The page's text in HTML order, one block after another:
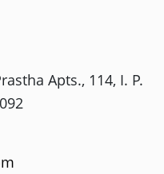
Apts., 114, I. P.